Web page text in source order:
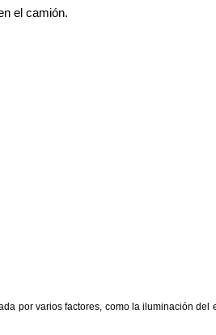
el camión.
por varios factores, como la iluminación del